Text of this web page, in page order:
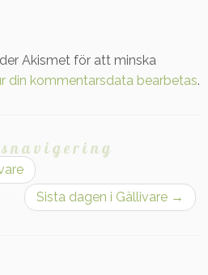
Akismet för att minska
din kommentarsdata bearbetas.
Sista dagen i Gällivare →